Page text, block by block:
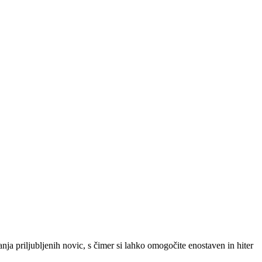
priljubljenih novic, s čimer si lahko omogočite enostaven in hiter